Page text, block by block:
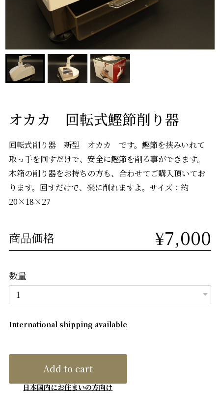
オカカ 回転式鰹節削り器
回転式削り器 新型 オカカ です。鰹節を挟みいれて
取っ手を回すだけで、安全に鰹節を削る事ができます。
木箱の削り器をお持ちの方も、合わせてご購入頂いてお
ります。回すだけで、楽に削れますよ。サイズ：約
20×18×27
商品価格 ¥7,000
数量
International shipping available
Add to cart
日本国内にお住まいの方向け